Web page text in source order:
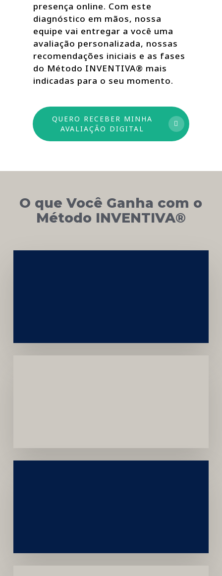
presença online. Com este
diagnóstico em mãos, nossa
equipe vai entregar a você uma
avaliação personalizada, nossas
recomendações iniciais e as fases
do Método INVENTIVA® mais
indicadas para o seu momento.
QUERO RECEBER MINHA
AVALIAÇÃO DIGITAL
O que Você Ganha com o
Método INVENTIVA®